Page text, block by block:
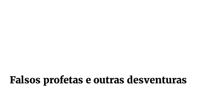
Falsos profetas e outras desventuras